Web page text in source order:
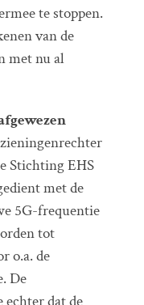
te stoppen.
van de
met nu al
Stichting EHS
met de
5G-frequentie
tot
o.a. de
De